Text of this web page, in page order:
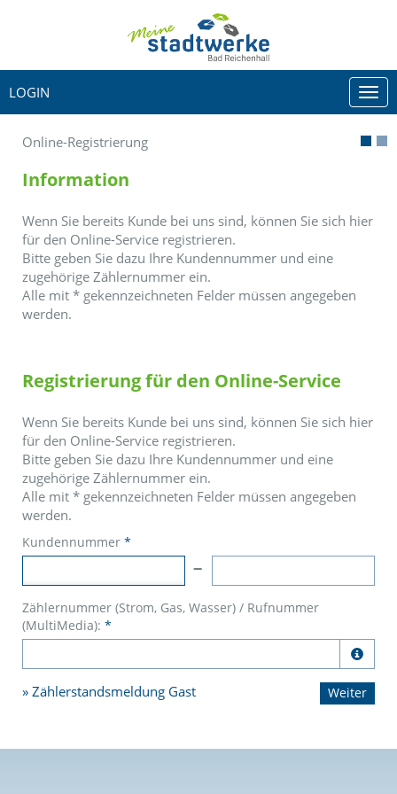
LOGIN
Online-Registrierung
Information
Wenn Sie bereits Kunde bei uns sind, können Sie sich hier
für den Online-Service registrieren.
Bitte geben Sie dazu Ihre Kundennummer und eine
zugehörige Zählernummer ein.
Alle mit * gekennzeichneten Felder müssen angegeben
werden.
Registrierung für den Online-Service
Wenn Sie bereits Kunde bei uns sind, können Sie sich hier
für den Online-Service registrieren.
Bitte geben Sie dazu Ihre Kundennummer und eine
zugehörige Zählernummer ein.
Alle mit * gekennzeichneten Felder müssen angegeben
werden.
Kundennummer *
Zählernummer (Strom, Gas, Wasser) / Rufnummer
(MultiMedia): *

Zählerstandsmeldung Gast